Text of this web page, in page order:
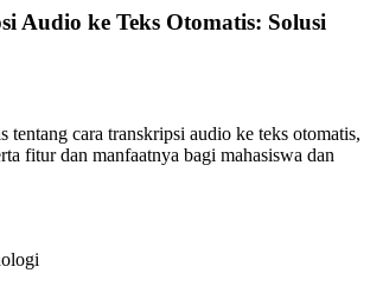
Audio ke Teks Otomatis: Solusi
tentang cara transkripsi audio ke teks otomatis,
fitur dan manfaatnya bagi mahasiswa dan